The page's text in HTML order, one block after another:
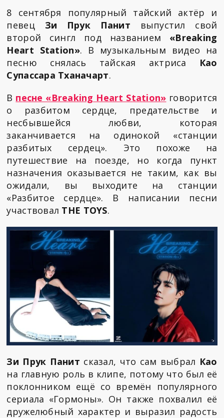
8 сентября популярный тайский актёр и
певец Зи Прук Панит выпустил свой
второй сингл под названием «Breaking
Heart Station». В музыкальным видео на
песню снялась тайская актриса Као
Супассара Тханачарт.
В песне «Breaking Heart Station» говорится
о разбитом сердце, предательстве и
несбывшейся любви, которая
заканчивается на одинокой «станции
разбитых сердец». Это похоже на
путешествие на поезде, но когда пункт
назначения оказывается не таким, как вы
ожидали, вы выходите на станции
«Разбитое сердце». В написании песни
участвовал THE TOYS.
Зи Прук Панит сказал, что сам выбрал Као
на главную роль в клипе, потому что был её
поклонником ещё со времён популярного
сериала «Гормоны». Он также похвалил её
дружелюбный характер и выразил радость